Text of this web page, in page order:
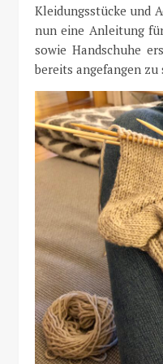
Kleidungsstücke und
nun eine Anleitung
sowie Handschuhe
bereits angefangen zu